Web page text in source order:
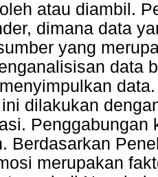
atau diambil.
dimana data
yang
data
dilakukan
Penggabungan
Berdasarkan
merupakan